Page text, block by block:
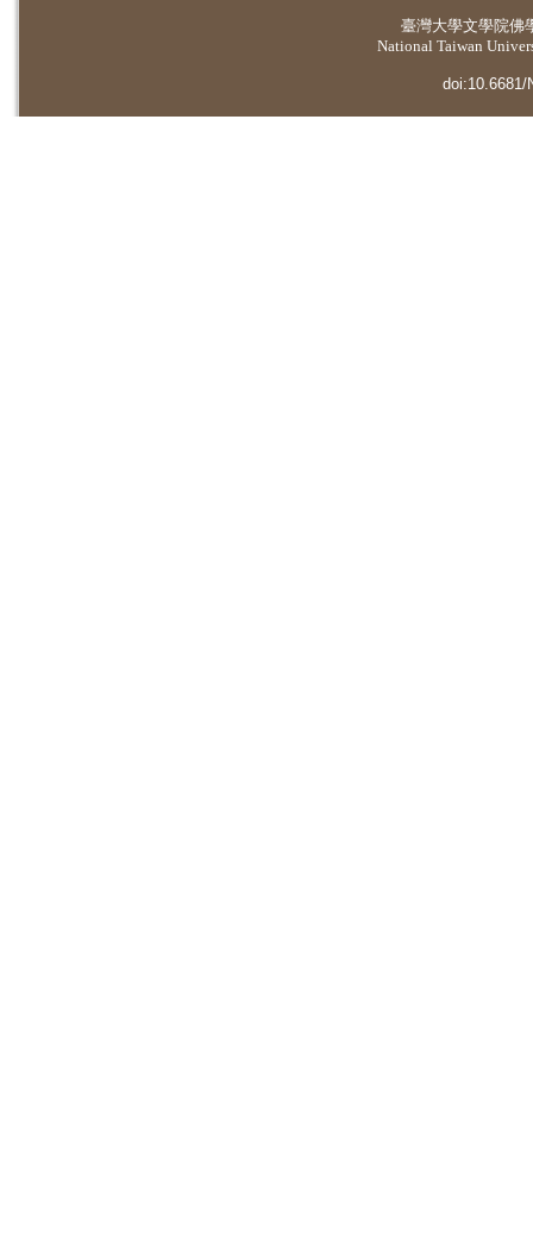
臺灣大學文學院佛
National Taiwan
doi:10.6681/